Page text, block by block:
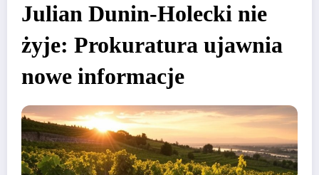
Julian Dunin-Holecki nie
żyje: Prokuratura ujawnia
nowe informacje